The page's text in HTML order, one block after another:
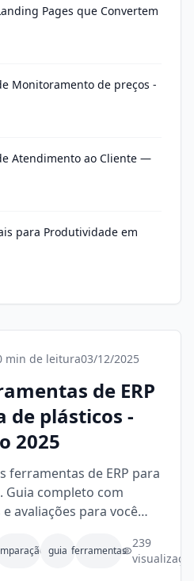
Pages que Convertem
Monitoramento de preços -
Atendimento ao Cliente —
para Produtividade em
min de leitura03/12/2025
de ERP
plásticos -
2025
ferramentas de ERP para
Guia completo com
avaliações para você
guia ferramentas
239